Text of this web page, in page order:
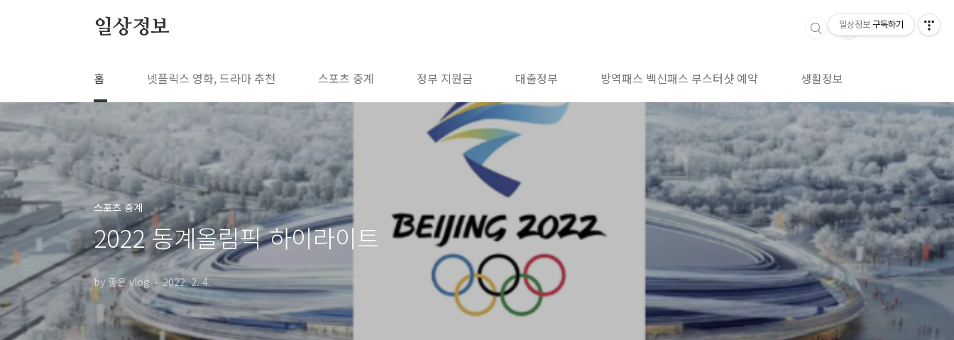
일상정보
홈 넷플릭스 영화, 드라마 추천 스포츠 중계 정부 지원금 대출정부 방역패스 백신패스 부스터샷 예약 생활정보
스포츠 중계
2022 동계올림픽 하이라이트
by 좋은 vlog 2022. 2. 4.
일상정보 구독하기